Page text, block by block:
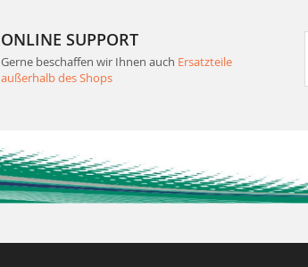
ONLINE SUPPORT
Gerne beschaffen wir Ihnen auch Ersatzteile
außerhalb des Shops